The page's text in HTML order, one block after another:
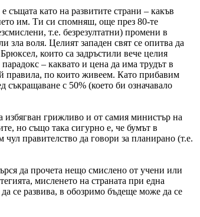
като на развитите страни – какъв
им. Ти си спомняш, още през 80-те
т.е. безрезултатни) промени в
воля. Целият западен свят се опитва да
които са задръстили вече целия
– каквато и цена да има трудът в
правила, по които живеем. Като прибавим
съкращаване с 50% (което би означавало
избягван грижливо и от самия министър на
но също така сигурно е, че бумът в
правителство да говори за планирано (т.е.
да прочета нещо смислено от учени или
мисленето на страната при една
се развива, в обозримо бъдеще може да се